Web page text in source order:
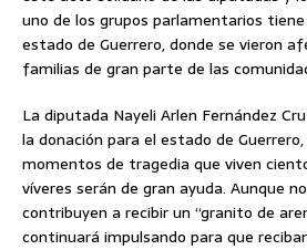
uno de los grupos parlamentarios
estado de Guerrero, donde se vieron
familias de gran parte de las
La diputada Nayeli Arlen Fernández
la donación para el estado de
momentos de tragedia que viven
víveres serán de gran ayuda. Aunque
contribuyen a recibir un “granito de
continuará impulsando para que